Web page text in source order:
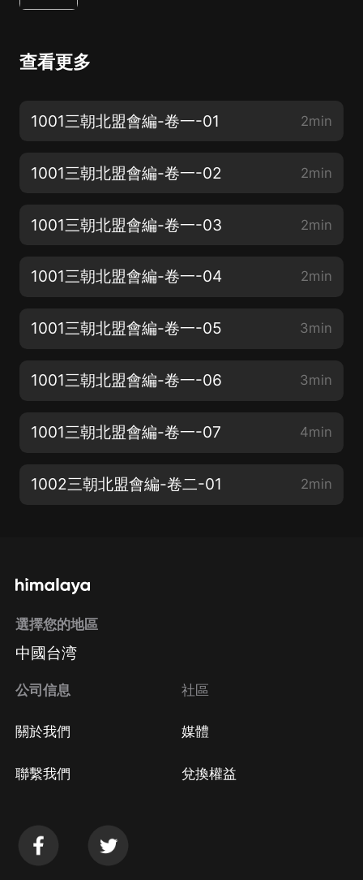
查看更多
1001三朝北盟會編-卷一-01 2min
1001三朝北盟會編-卷一-02 2min
1001三朝北盟會編-卷一-03 2min
1001三朝北盟會編-卷一-04 2min
1001三朝北盟會編-卷一-05 3min
1001三朝北盟會編-卷一-06 3min
1001三朝北盟會編-卷一-07 4min
1002三朝北盟會編-卷二-01 2min
選擇您的地區
中國台湾
公司信息
關於我們
聯繫我們
社區
媒體
兌換權益